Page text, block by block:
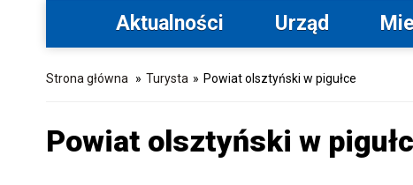
Aktualności Urząd
Strona główna » Turysta » Powiat olsztyński w pigułce
Powiat olsztyński w